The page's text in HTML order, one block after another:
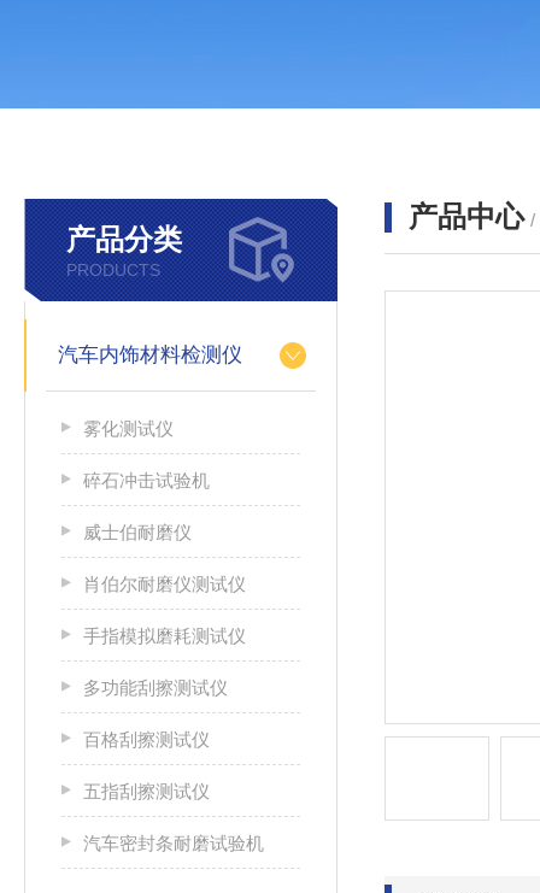
产品分类
PRODUCTS
汽车内饰材料检测仪
雾化测试仪
碎石冲击试验机
威士伯耐磨仪
肖伯尔耐磨仪测试仪
手指模拟磨耗测试仪
多功能刮擦测试仪
百格刮擦测试仪
五指刮擦测试仪
汽车密封条耐磨试验机
产品中心 /